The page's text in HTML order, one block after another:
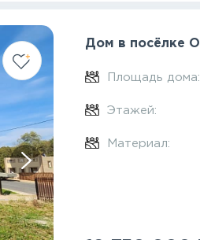
Дом в посёлке
Площадь дома:
Этажей:
Материал: